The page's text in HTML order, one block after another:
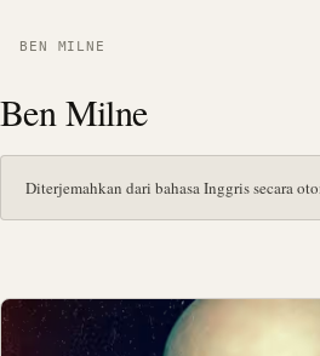
BEN MILNE
Ben Milne
Diterjemahkan dari bahasa Inggris secara